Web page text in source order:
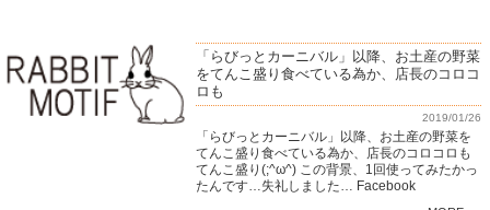
「らびっとカーニバル」以降、お土産の野菜
をてんこ盛り食べている為か、店長のコロコ
ロも
2019/01/26
「らびっとカーニバル」以降、お土産の野菜を
てんこ盛り食べている為か、店長のコロコロも
てんこ盛り(;^ω^) この背景、1回使ってみたかっ
たんです…失礼しました… Facebook